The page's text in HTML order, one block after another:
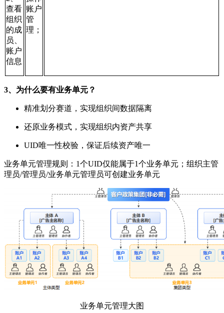
查看
组织
的成
员、
账户
信息
账户
管
理；
3、为什么要有业务单元？
精准划分赛道，实现组织间数据隔离
还原业务模式，实现组织内资产共享
UID唯一性校验，保证后续资产唯一
业务单元管理规则： 1个UID仅能属于1个业务单元； 组织主管
理员/管理员/业务单元管理员可创建业务单元
业务单元管理大图